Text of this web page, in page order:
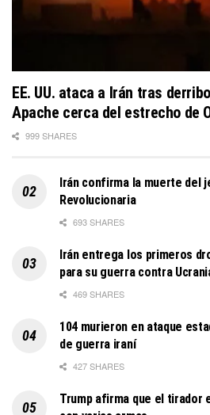
EE. UU. ataca a Irán tras
Apache cerca del estrecho de
999 SHARES
Irán confirma la muerte del
Revolucionaria
693 SHARES
Irán entrega los primeros
para su guerra contra
469 SHARES
104 murieron en ataque
de guerra iraní
427 SHARES
Trump afirma que el tirador